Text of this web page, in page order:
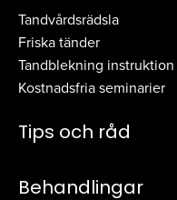
Tandvårdsrädsla
Friska tänder
Tandblekning instruktion
Kostnadsfria seminarier
Tips och råd
Behandlingar